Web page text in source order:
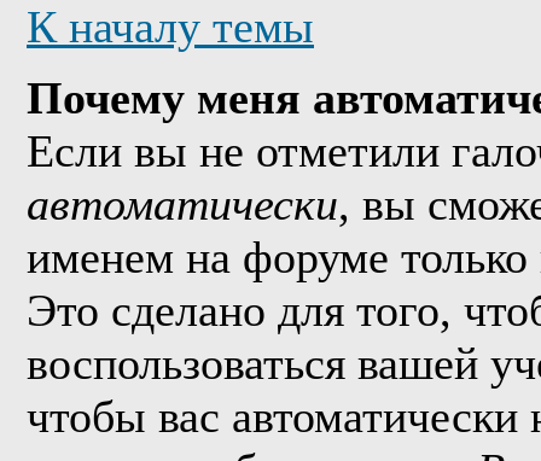
К началу темы
Почему меня
Если вы не отметили
автоматически, вы
именем на форуме только
Это сделано для того,
воспользоваться вашей
чтобы вас